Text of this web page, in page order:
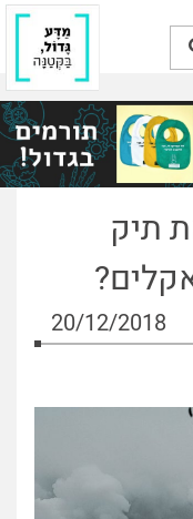
תיק
20/12/2018